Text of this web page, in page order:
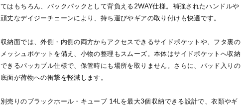
てはもちろん、バックパックとして背負える2WAY仕様。補強されたハンドルや
頑丈なデイジーチェーンにより、持ち運びやギアの取り付けも快適です。
収納面では、外側・内側の両方からアクセスできるサイドポケットや、フタ裏の
メッシュポケットを備え、小物の整理もスムーズ。本体はサイドポケットへ収納
できるパッカブル仕様で、保管時にも場所を取りません。さらに、パッド入りの
底面が荷物への衝撃を軽減します。
別売りのブラックホール・キューブ 14Lを最大3個収納できる設計で、衣類やギ